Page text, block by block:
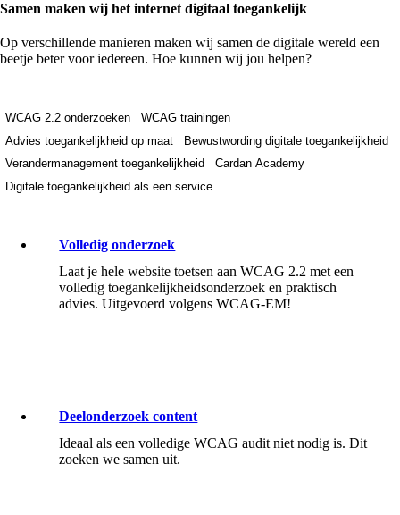
Samen maken wij het internet digitaal toegankelijk
Op verschillende manieren maken wij samen de digitale wereld een
beetje beter voor iedereen. Hoe kunnen wij jou helpen?
WCAG 2.2 onderzoeken
WCAG trainingen
Advies toegankelijkheid op maat
Bewustwording digitale toegankelijkheid
Verandermanagement toegankelijkheid
Cardan Academy
Digitale toegankelijkheid als een service
Volledig onderzoek
Laat je hele website toetsen aan WCAG 2.2 met een
volledig toegankelijkheidsonderzoek en praktisch
advies. Uitgevoerd volgens WCAG-EM!
Deelonderzoek content
Ideaal als een volledige WCAG audit niet nodig is. Dit
zoeken we samen uit.